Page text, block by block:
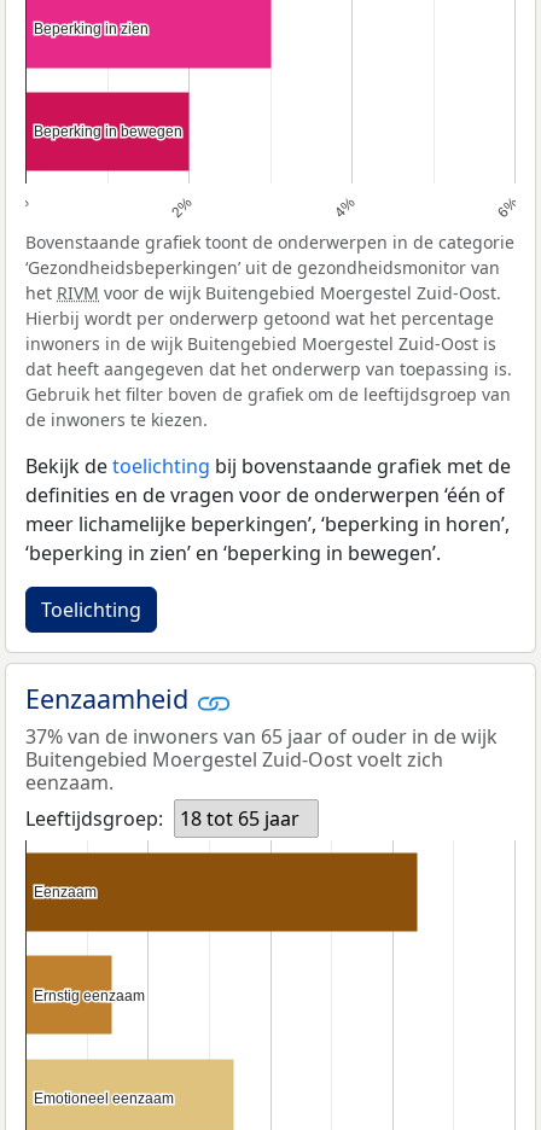
0% 2% 4% 6%
Beperking in zien
Beperking in zien
Beperking in bewegen
Beperking in bewegen
Bovenstaande grafiek toont de onderwerpen in de categorie
‘Gezondheidsbeperkingen’ uit de gezondheidsmonitor van
het RIVM voor de wijk Buitengebied Moergestel Zuid-Oost.
Hierbij wordt per onderwerp getoond wat het percentage
inwoners in de wijk Buitengebied Moergestel Zuid-Oost is
dat heeft aangegeven dat het onderwerp van toepassing is.
Gebruik het filter boven de grafiek om de leeftijdsgroep van
de inwoners te kiezen.
Bekijk detoelichting bij bovenstaande grafiek met de
definities en de vragen voor de onderwerpen ‘één of
meer lichamelijke beperkingen’, ‘beperking in horen’,
‘beperking in zien’ en ‘beperking in bewegen’.
Toelichting
Eenzaamheid
37% van de inwoners van 65 jaar of ouder in de wijk
Buitengebied Moergestel Zuid-Oost voelt zich
eenzaam.
Leeftijdsgroep:
18 tot 65 jaar
Eenzaam
Eenzaam
Ernstig eenzaam
Ernstig eenzaam
Emotioneel eenzaam
Emotioneel eenzaam